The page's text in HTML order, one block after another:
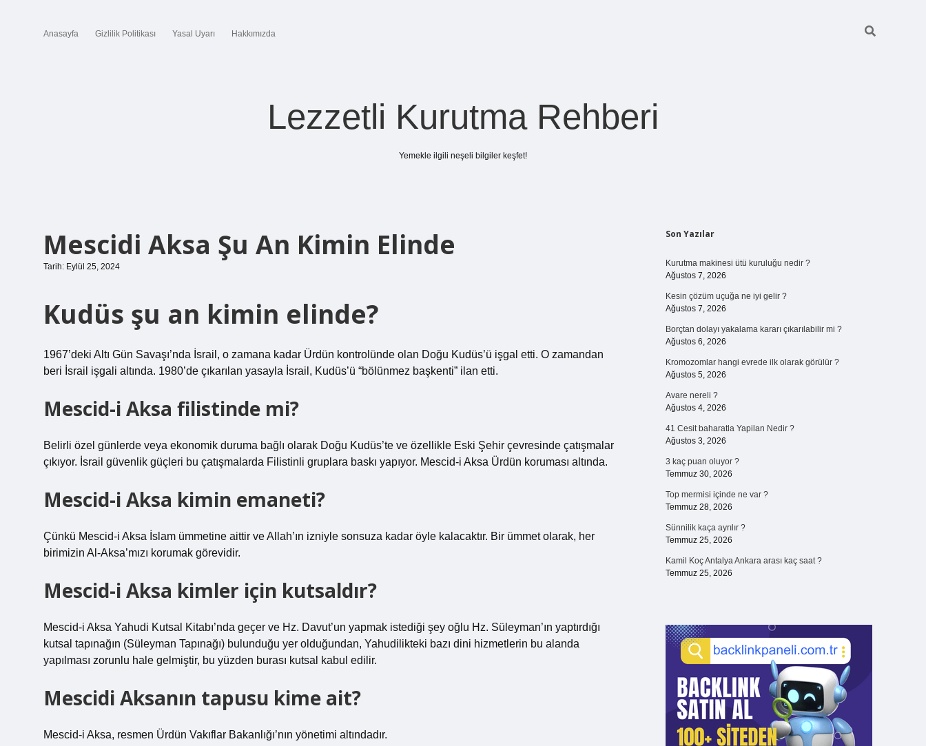
Anasayfa Gizlilik Politikası Yasal Uyarı Hakkımızda
Lezzetli Kurutma Rehberi
Yemekle ilgili neşeli bilgiler keşfet!
Mescidi Aksa Şu An Kimin Elinde
Tarih: Eylül 25, 2024
Kudüs şu an kimin elinde?
1967’deki Altı Gün Savaşı’nda İsrail, o zamana kadar Ürdün kontrolünde olan Doğu Kudüs’ü işgal etti. O zamandan
beri İsrail işgali altında. 1980’de çıkarılan yasayla İsrail, Kudüs’ü “bölünmez başkenti” ilan etti.
Mescid-i Aksa filistinde mi?
Belirli özel günlerde veya ekonomik duruma bağlı olarak Doğu Kudüs’te ve özellikle Eski Şehir çevresinde çatışmalar
çıkıyor. İsrail güvenlik güçleri bu çatışmalarda Filistinli gruplara baskı yapıyor. Mescid-i Aksa Ürdün koruması altında.
Mescid-i Aksa kimin emaneti?
Çünkü Mescid-i Aksa İslam ümmetine aittir ve Allah’ın izniyle sonsuza kadar öyle kalacaktır. Bir ümmet olarak, her
birimizin Al-Aksa’mızı korumak görevidir.
Mescid-i Aksa kimler için kutsaldır?
Mescid-i Aksa Yahudi Kutsal Kitabı’nda geçer ve Hz. Davut’un yapmak istediği şey oğlu Hz. Süleyman’ın yaptırdığı
kutsal tapınağın (Süleyman Tapınağı) bulunduğu yer olduğundan, Yahudilikteki bazı dini hizmetlerin bu alanda
yapılması zorunlu hale gelmiştir, bu yüzden burası kutsal kabul edilir.
Mescidi Aksanın tapusu kime ait?
Mescid-i Aksa, resmen Ürdün Vakıflar Bakanlığı’nın yönetimi altındadır.
Sidebar
Son Yazılar
Kurutma makinesi ütü kuruluğu nedir ?
Ağustos 7, 2026
Kesin çözüm uçuğa ne iyi gelir ?
Ağustos 7, 2026
Borçtan dolayı yakalama kararı çıkarılabilir mi ?
Ağustos 6, 2026
Kromozomlar hangi evrede ilk olarak görülür ?
Ağustos 5, 2026
Avare nereli ?
Ağustos 4, 2026
41 Cesit baharatla Yapilan Nedir ?
Ağustos 3, 2026
3 kaç puan oluyor ?
Temmuz 30, 2026
Top mermisi içinde ne var ?
Temmuz 28, 2026
Sünnilik kaça ayrılır ?
Temmuz 25, 2026
Kamil Koç Antalya Ankara arası kaç saat ?
Temmuz 25, 2026